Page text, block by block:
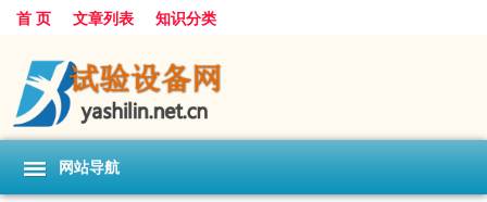
首 页 文章列表 知识分类
网站导航